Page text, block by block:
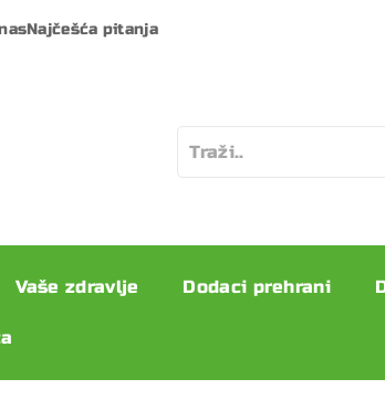
Najčešća pitanja
Vaše zdravlje Dodaci prehrani